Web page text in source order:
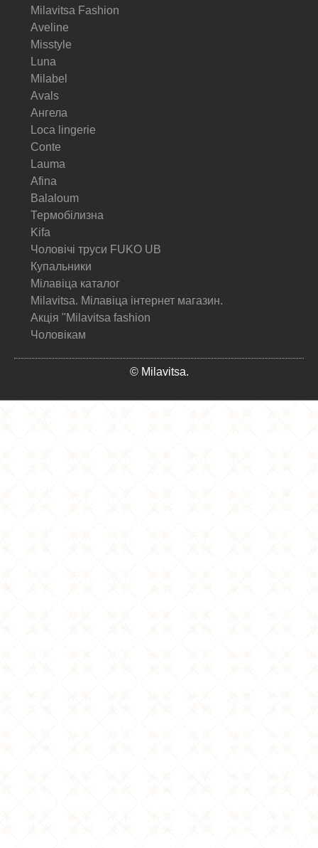
Milavitsa Fashion
Aveline
Misstyle
Luna
Milabel
Avals
Ангела
Loca lingerie
Conte
Lauma
Afina
Balaloum
Термобілизна
Kifa
Чоловічі труси FUKO UB
Купальники
Мілавіца каталог
Milavitsa. Мілавіца інтернет магазин.
Акція "Milavitsa fashion
Чоловікам
© Milavitsa.